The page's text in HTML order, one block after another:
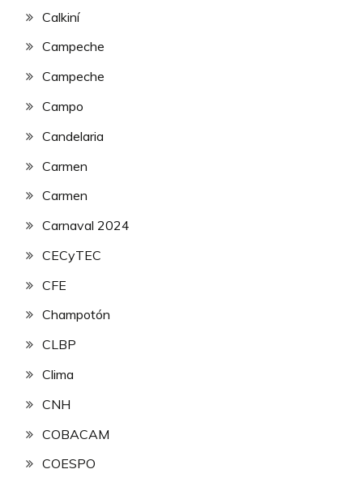
Calkiní
Campeche
Campeche
Campo
Candelaria
Carmen
Carmen
Carnaval 2024
CECyTEC
CFE
Champotón
CLBP
Clima
CNH
COBACAM
COESPO